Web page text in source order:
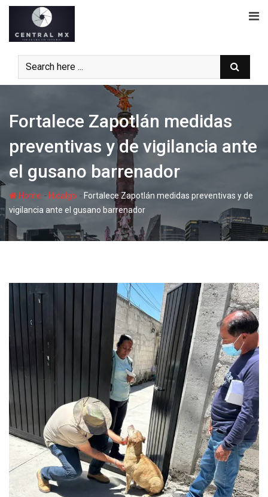
Skip
content
Fortalece Zapotlán medidas
preventivas y de vigilancia ante
el gusano barrenador
Home - Hidalgo - Fortalece Zapotlán medidas preventivas y de
vigilancia ante el gusano barrenador